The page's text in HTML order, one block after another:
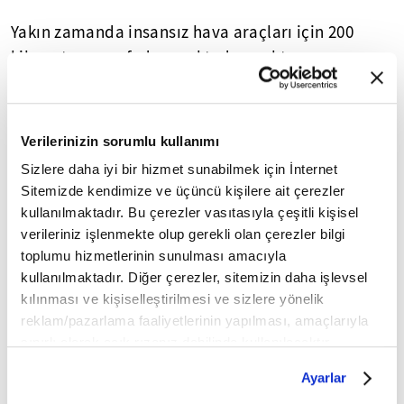
Verilerinizin sorumlu kullanımı
Sizlere daha iyi bir hizmet sunabilmek için İnternet
Sitemizde kendimize ve üçüncü kişilere ait çerezler
kullanılmaktadır. Bu çerezler vasıtasıyla çeşitli kişisel
verileriniz işlenmekte olup gerekli olan çerezler bilgi
toplumu hizmetlerinin sunulması amacıyla
kullanılmaktadır. Diğer çerezler, sitemizin daha işlevsel
kılınması ve kişiselleştirilmesi ve sizlere yönelik
reklam/pazarlama faaliyetlerinin yapılması, amaçlarıyla
belirleyebilirsiniz. Çerezlere ilişkin detaylı bilgi için
Ayarlar
Yakın zamanda insansız hava araçları için 200
kilometre mesafeden, noktadan noktaya
haberleşebilen veri link sistemi geliştiren şirket,
sistemi ilk kez nisan-mayıs aylarında İstanbul'da
gerçekleştirilecek IDEF 2019'da sergilemeye
ARTAN İHTİYAÇLARI KARŞILAYACAK
Meteksan Savunma, yapacağı yeni yatırımla
geliştirdiği haberleşme sistemlerine yönelik üretim
hattı kapasitesini artıracak.
belirlenerek kapasite artırımına yönelik dizgi